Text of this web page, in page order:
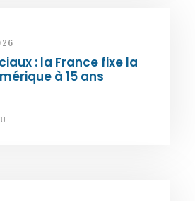
: la France fixe la
à 15 ans